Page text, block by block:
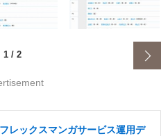
1 / 2
レックスマンガサービス運用デ